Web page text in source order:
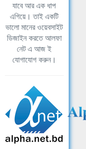
যাবে আর এক ধাপ
এগিয়ে। তাই একটি
ভালো মানের ওয়েবসাইট
ডিজাইন করতে আলফা
নেট এ আজ ই
যোগাযোগ করুন।